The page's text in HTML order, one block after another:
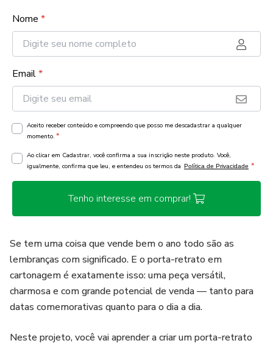
Nome *
Email*
Aceito receber conteúdo e compreendo que posso me descadastrar a qualquer
momento. *
Ao clicar em Cadastrar, você confirma a sua inscrição neste produto. Você,
igualmente, confirma que leu, e entendeu os termos da Política de Privacidade *
Tenho interesse em comprar!
Se tem uma coisa que vende bem o ano todo são as
lembranças com significado. E o porta-retrato em
cartonagem é exatamente isso: uma peça versátil,
charmosa e com grande potencial de venda — tanto para
datas comemorativas quanto para o dia a dia.
Neste projeto, você vai aprender a criar um porta-retrato